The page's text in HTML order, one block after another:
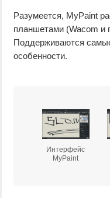
Разумеется, MyPaint
планшетами (Wacom и
Поддерживаются
особенности.
Интерфейс
MyPaint